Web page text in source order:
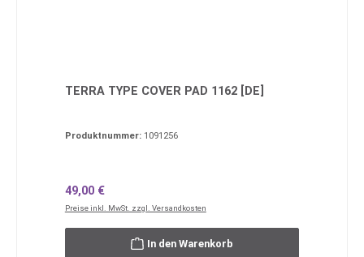
TERRA TYPE COVER PAD 1162 [DE]
Produktnummer: 1091256
Regulärer Preis:
49,00 €
Preise inkl. MwSt. zzgl. Versandkosten
In den Warenkorb